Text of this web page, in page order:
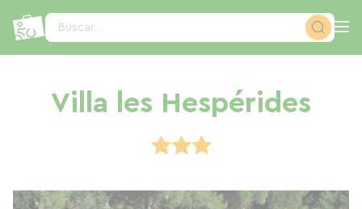
Buscar...
Villa les Hespérides
Panel de gestión de cookies